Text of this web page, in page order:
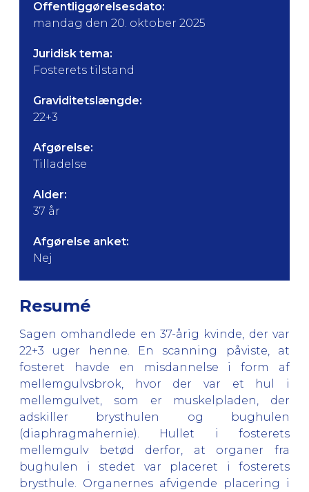
Offentliggørelsesdato:
mandag den 20. oktober 2025
Juridisk tema:
Fosterets tilstand
Graviditetslængde:
22+3
Afgørelse:
Tilladelse
Alder:
37 år
Afgørelse anket:
Nej
Resumé
Sagen omhandlede en 37-årig kvinde, der var
22+3 uger henne. En scanning påviste, at
fosteret havde en misdannelse i form af
mellemgulvsbrok, hvor der var et hul i
mellemgulvet, som er muskelpladen, der
adskiller brysthulen og bughulen
(diaphragmahernie). Hullet i fosterets
mellemgulv betød derfor, at organer fra
bughulen i stedet var placeret i fosterets
brysthule. Organernes afvigende placering i